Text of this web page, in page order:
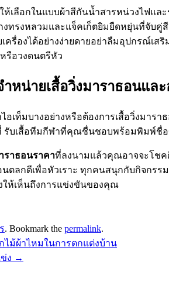
ห้เลือกในแบบผ้าสีกันน้ำสารหน่วงไฟแ
งทรงหลวมและแจ็คเก็ตยิมยืดหยุ่นที่จับคู่
ครื่องได้อย่างง่ายดายอย่าลืมอุปกรณ์เ
รือวงดนตรีหัว
หน่ายเสื้อวิ่งมาราธอนแล
เท็มบางอย่างหรือต้องการเสื้อวิ่งมาร
รับเสื้อทีมกีฬาที่คุณชื่นชอบพร้อมพิมพ์ชื่
ราธอนราคาที่ลงนามแล้วคุณอาจจะโชค
ตลกดีเพื่อหัวเราะ ทุกคนสนุกกับกิจกร
ห้เห็นถึงการแข่งขันของคุณ
. Bookmark the permalink.
ม้ผ้าไหมในการตกแต่งบ้าน
ง →